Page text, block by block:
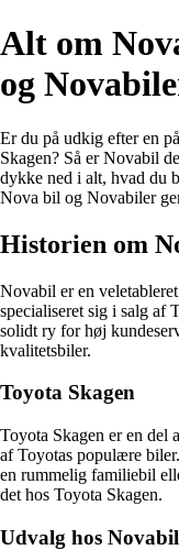
Alt om
og
Er du på udkig efter en
Skagen? Så er Novabil
dykke ned i alt, hvad du
Nova bil og Novabiler
Historien om
Novabil er en
specialiseret sig i salg af
solidt ry for høj
kvalitetsbiler.
Toyota Skagen
Toyota Skagen er en del
af Toyotas populære
en rummelig familiebil
det hos Toyota Skagen.
Udvalg hos